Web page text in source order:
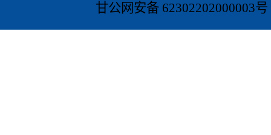
甘公网安备 62302202000003号